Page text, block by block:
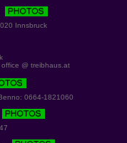
Innsbruck
@ treibhaus.at
0664-1821060